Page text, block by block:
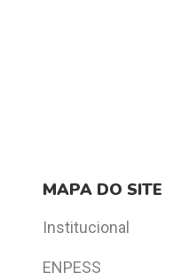
MAPA DO SITE
Institucional
ENPESS